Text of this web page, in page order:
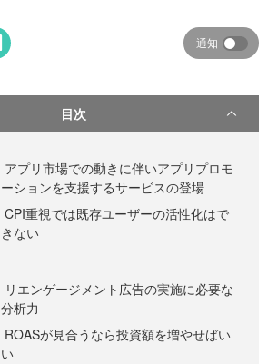
通知
目次
アプリ市場での動きに伴いアプリプロモ
ーションを支援するサービスの登場
CPI重視では既存ユーザーの活性化はで
きない
リエンゲージメント広告の実施に必要な
分析力
ROASが見合うなら投資額を増やせばい
い